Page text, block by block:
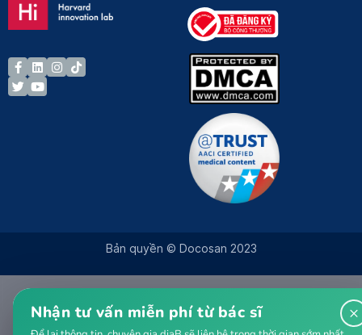
Bản quyền © Docosan 2023
×
Nhận tư vấn miễn phí từ bác sĩ